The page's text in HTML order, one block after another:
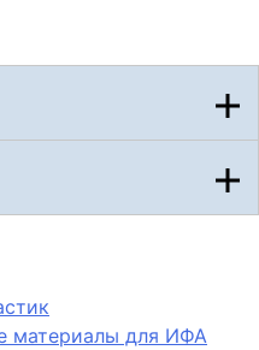
материалы для ИФА